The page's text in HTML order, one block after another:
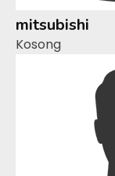
mitsubishi
Kosong